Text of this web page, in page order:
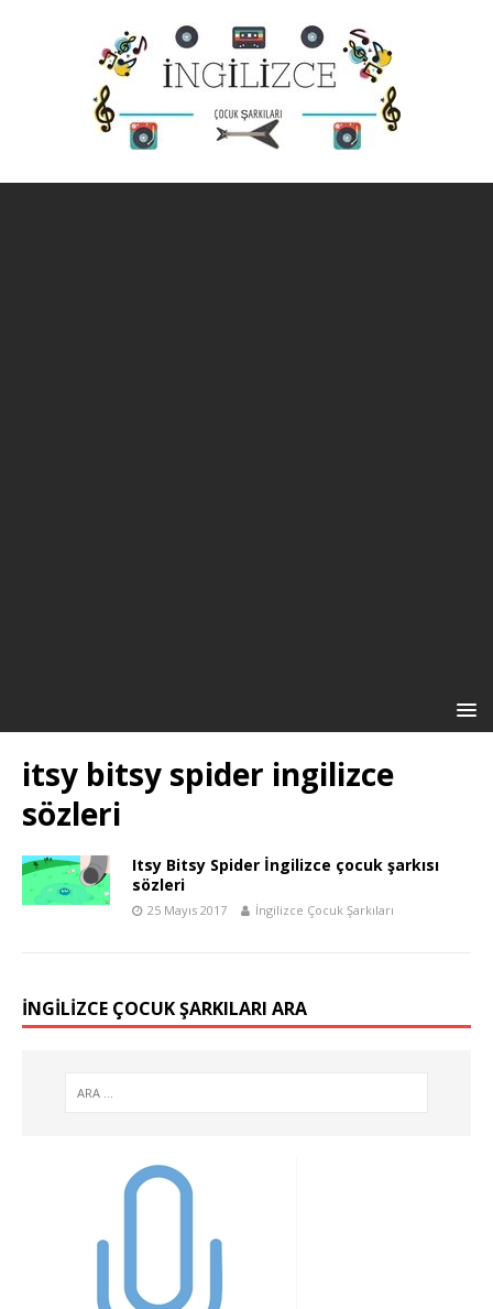
itsy bitsy spider ingilizce
sözleri
Itsy Bitsy Spider İngilizce çocuk şarkısı
sözleri
25 Mayıs 2017 İngilizce Çocuk Şarkıları
İNGILIZCE ÇOCUK ŞARKILARI ARA